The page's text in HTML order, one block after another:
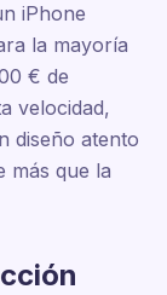
iPhone
la mayoría
€ de
velocidad,
diseño atento
más que la